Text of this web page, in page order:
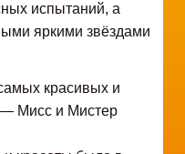
испытаний, а
яркими звёздами
красивых и
— Мисс и Мистер